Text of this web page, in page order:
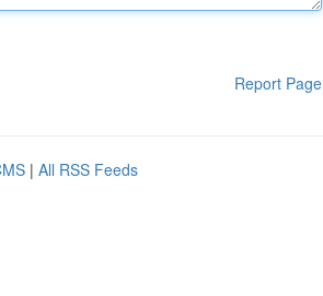
Report Page
| All RSS Feeds